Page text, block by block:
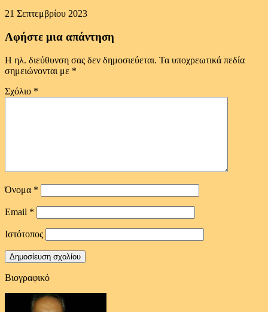
21 Σεπτεμβρίου 2023
Αφήστε μια απάντηση
Η ηλ. διεύθυνση σας δεν δημοσιεύεται. Τα υποχρεωτικά πεδία
σημειώνονται με *
Σχόλιο *
Όνομα *
Email *
Ιστότοπος
Βιογραφικό